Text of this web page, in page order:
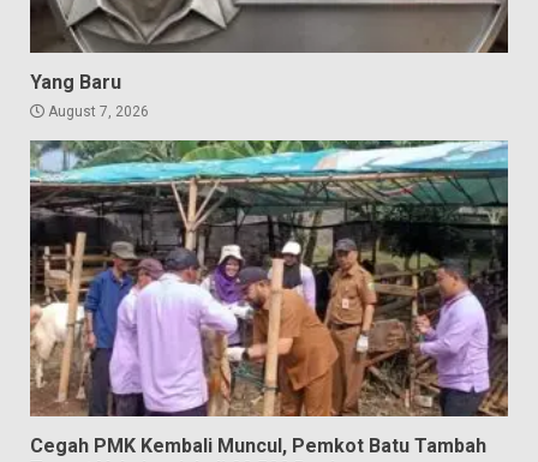
Yang Baru
August 7, 2026
Cegah PMK Kembali Muncul, Pemkot Batu Tambah